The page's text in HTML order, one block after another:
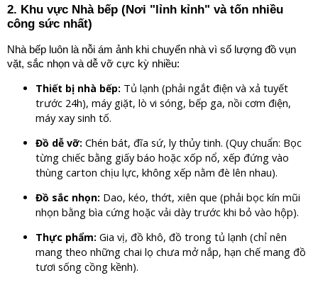
2. Khu vực Nhà bếp (Nơi "lỉnh kỉnh" và tốn nhiều
công sức nhất)
Nhà bếp luôn là nỗi ám ảnh khi chuyển nhà vì số lượng đồ vụn
vặt, sắc nhọn và dễ vỡ cực kỳ nhiều:
Thiết bị nhà bếp: Tủ lạnh (phải ngắt điện và xả tuyết
trước 24h), máy giặt, lò vi sóng, bếp ga, nồi cơm điện,
máy xay sinh tố.
Đồ dễ vỡ: Chén bát, đĩa sứ, ly thủy tinh. (Quy chuẩn: Bọc
từng chiếc bằng giấy báo hoặc xốp nổ, xếp đứng vào
thùng carton chịu lực, không xếp nằm đè lên nhau).
Đồ sắc nhọn: Dao, kéo, thớt, xiên que (phải bọc kín mũi
nhọn bằng bìa cứng hoặc vải dày trước khi bỏ vào hộp).
Thực phẩm: Gia vị, đồ khô, đồ trong tủ lạnh (chỉ nên
mang theo những chai lọ chưa mở nắp, hạn chế mang đồ
tươi sống cồng kềnh).